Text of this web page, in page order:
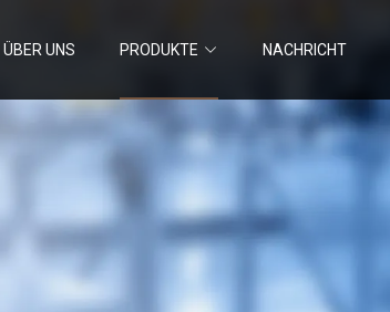
ÜBER UNS PRODUKTE NACHRICHT